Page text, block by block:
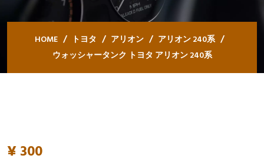
HOME トヨタ アリオン
アリオン 240系
ウォッシャータンク トヨタ アリオン 240系
¥ 300